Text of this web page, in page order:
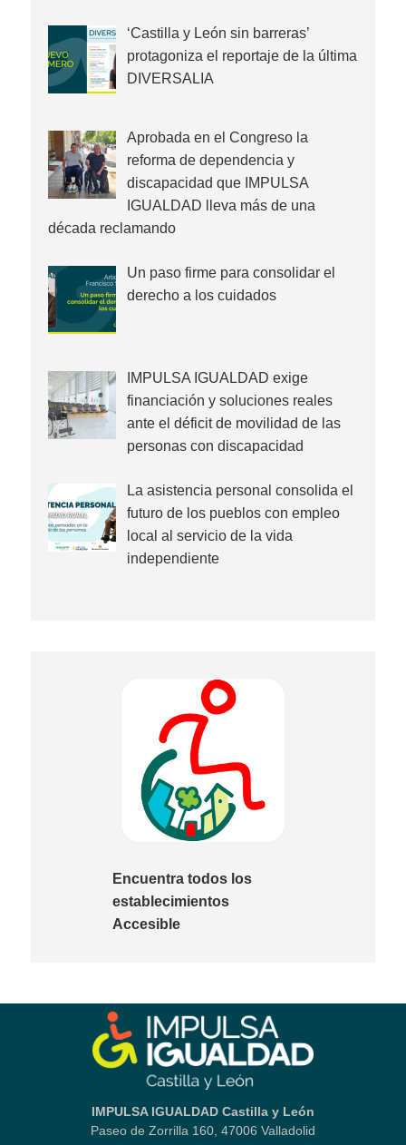
‘Castilla y León sin barreras’
protagoniza el reportaje de la última
DIVERSALIA
Aprobada en el Congreso la
reforma de dependencia y
discapacidad que IMPULSA
IGUALDAD lleva más de una
década reclamando
Un paso firme para consolidar el
derecho a los cuidados
IMPULSA IGUALDAD exige
financiación y soluciones reales
ante el déficit de movilidad de las
personas con discapacidad
La asistencia personal consolida el
futuro de los pueblos con empleo
local al servicio de la vida
independiente
Encuentra todos los
establecimientos
Accesible
IMPULSA IGUALDAD Castilla y León
Paseo de Zorrilla 160, 47006 Valladolid